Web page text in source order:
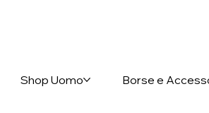
Shop Uomo Borse e